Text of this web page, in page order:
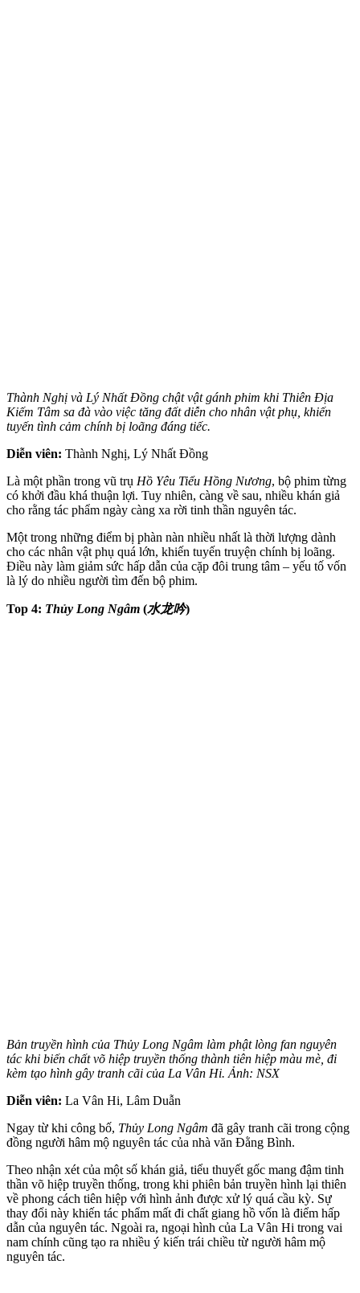
Thành Nghị và Lý Nhất Đồng chật vật gánh phim khi Thiên Địa
Kiếm Tâm sa đà vào việc tăng đất diễn cho nhân vật phụ, khiến
tuyến tình cảm chính bị loãng đáng tiếc.
Diễn viên: Thành Nghị, Lý Nhất Đồng
Là một phần trong vũ trụ Hồ Yêu Tiểu Hồng Nương, bộ phim từng
có khởi đầu khá thuận lợi. Tuy nhiên, càng về sau, nhiều khán giả
cho rằng tác phẩm ngày càng xa rời tinh thần nguyên tác.
Một trong những điểm bị phàn nàn nhiều nhất là thời lượng dành
cho các nhân vật phụ quá lớn, khiến tuyến truyện chính bị loãng.
Điều này làm giảm sức hấp dẫn của cặp đôi trung tâm – yếu tố vốn
là lý do nhiều người tìm đến bộ phim.
Top 4: Thủy Long Ngâm (水龙吟)
Bản truyền hình của Thủy Long Ngâm làm phật lòng fan nguyên
tác khi biến chất võ hiệp truyền thống thành tiên hiệp màu mè, đi
kèm tạo hình gây tranh cãi của La Vân Hi. Ảnh: NSX
Diễn viên: La Vân Hi, Lâm Duẫn
Ngay từ khi công bố, Thủy Long Ngâm đã gây tranh cãi trong cộng
đồng người hâm mộ nguyên tác của nhà văn Đằng Bình.
Theo nhận xét của một số khán giả, tiểu thuyết gốc mang đậm tinh
thần võ hiệp truyền thống, trong khi phiên bản truyền hình lại thiên
về phong cách tiên hiệp với hình ảnh được xử lý quá cầu kỳ. Sự
thay đổi này khiến tác phẩm mất đi chất giang hồ vốn là điểm hấp
dẫn của nguyên tác. Ngoài ra, ngoại hình của La Vân Hi trong vai
nam chính cũng tạo ra nhiều ý kiến trái chiều từ người hâm mộ
nguyên tác.